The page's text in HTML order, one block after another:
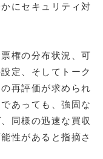
にセキュリティ対
権の分布状況、可
定、そしてトーク
再評価が求められ
あっても、強固な
同様の迅速な買収
性があると指摘さ